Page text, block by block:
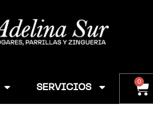
SERVICIOS 0